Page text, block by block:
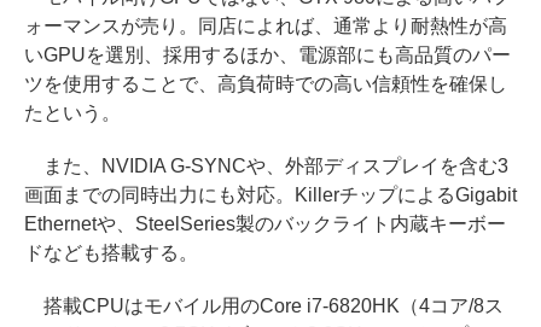
ォーマンスが売り。同店によれば、通常より耐熱性が高
いGPUを選別、採用するほか、電源部にも高品質のパー
ツを使用することで、高負荷時での高い信頼性を確保し
たという。
また、NVIDIA G-SYNCや、外部ディスプレイを含む3
画面までの同時出力にも対応。KillerチップによるGigabit
Ethernetや、SteelSeries製のバックライト内蔵キーボー
ドなども搭載する。
搭載CPUはモバイル用のCore i7-6820HK（4コア/8ス